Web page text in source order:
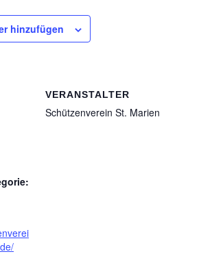
hinzufügen
VERANSTALTER
Schützenverein St. Marien